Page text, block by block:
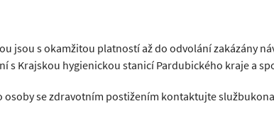
jsou s okamžitou platností až do odvolání zakázány
s Krajskou hygienickou stanicí Pardubického kraje a
se zdravotním postižením kontaktujte